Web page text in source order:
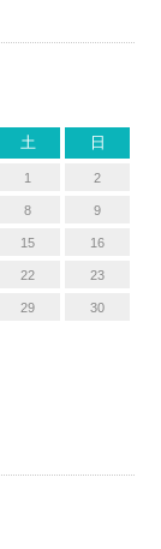
土 日
1 2
8 9
15 16
22 23
29 30